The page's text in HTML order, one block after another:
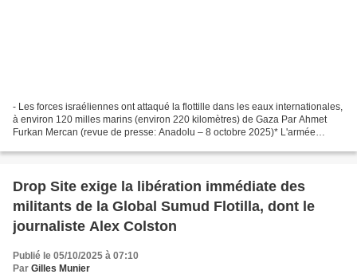
- Les forces israéliennes ont attaqué la flottille dans les eaux internationales,
à environ 120 milles marins (environ 220 kilomètres) de Gaza Par Ahmet
Furkan Mercan (revue de presse: Anadolu – 8 octobre 2025)* L'armée
Drop Site exige la libération immédiate des
militants de la Global Sumud Flotilla, dont le
journaliste Alex Colston
Publié le 05/10/2025 à 07:10
Par Gilles Munier